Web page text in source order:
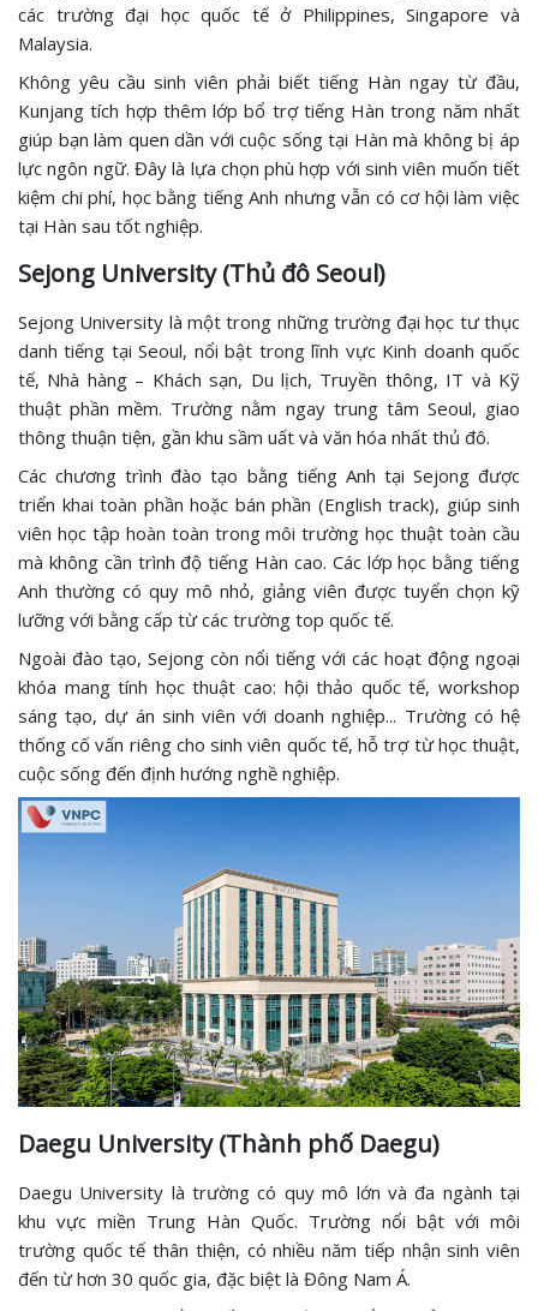
các trường đại học quốc tế ở Philippines, Singapore và
Malaysia.
Không yêu cầu sinh viên phải biết tiếng Hàn ngay từ đầu,
Kunjang tích hợp thêm lớp bổ trợ tiếng Hàn trong năm nhất
giúp bạn làm quen dần với cuộc sống tại Hàn mà không bị áp
lực ngôn ngữ. Đây là lựa chọn phù hợp với sinh viên muốn tiết
kiệm chi phí, học bằng tiếng Anh nhưng vẫn có cơ hội làm việc
tại Hàn sau tốt nghiệp.
Sejong University (Thủ đô Seoul)
Sejong University là một trong những trường đại học tư thục
danh tiếng tại Seoul, nổi bật trong lĩnh vực Kinh doanh quốc
tế, Nhà hàng – Khách sạn, Du lịch, Truyền thông, IT và Kỹ
thuật phần mềm. Trường nằm ngay trung tâm Seoul, giao
thông thuận tiện, gần khu sầm uất và văn hóa nhất thủ đô.
Các chương trình đào tạo bằng tiếng Anh tại Sejong được
triển khai toàn phần hoặc bán phần (English track), giúp sinh
viên học tập hoàn toàn trong môi trường học thuật toàn cầu
mà không cần trình độ tiếng Hàn cao. Các lớp học bằng tiếng
Anh thường có quy mô nhỏ, giảng viên được tuyển chọn kỹ
lưỡng với bằng cấp từ các trường top quốc tế.
Ngoài đào tạo, Sejong còn nổi tiếng với các hoạt động ngoại
khóa mang tính học thuật cao: hội thảo quốc tế, workshop
sáng tạo, dự án sinh viên với doanh nghiệp... Trường có hệ
thống cố vấn riêng cho sinh viên quốc tế, hỗ trợ từ học thuật,
cuộc sống đến định hướng nghề nghiệp.
Daegu University (Thành phố Daegu)
Daegu University là trường có quy mô lớn và đa ngành tại
khu vực miền Trung Hàn Quốc. Trường nổi bật với môi
trường quốc tế thân thiện, có nhiều năm tiếp nhận sinh viên
đến từ hơn 30 quốc gia, đặc biệt là Đông Nam Á.